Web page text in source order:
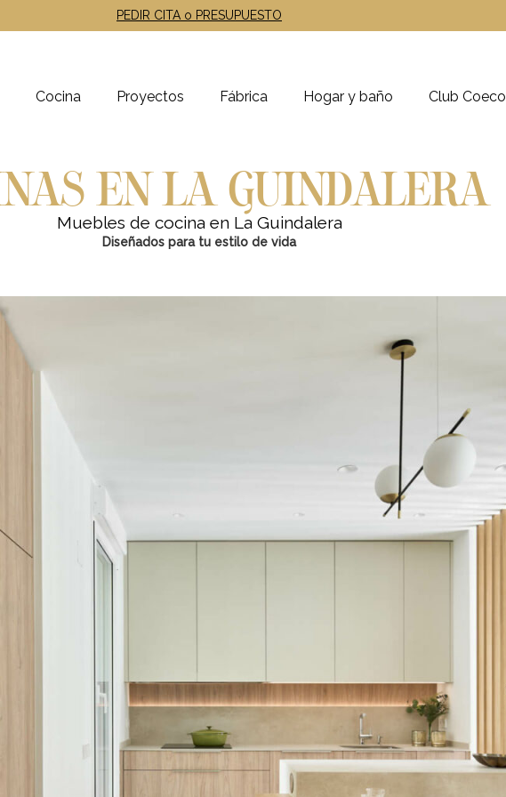
PEDIR CITA o PRESUPUESTO
Cocina Proyectos Fábrica Hogar y baño Club Coeco
EN LA GUINDALERA
Muebles de cocina en La Guindalera
Diseñados para tu estilo de vida